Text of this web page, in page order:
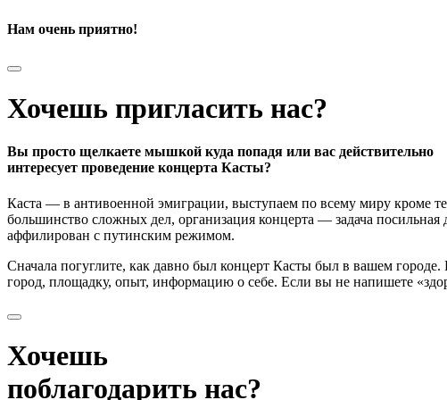
Нам очень приятно!
Хочешь пригласить нас?
Вы просто щелкаете мышкой куда попадя или вас действительно
интересует проведение концерта Касты?
Каста — в антивоенной эмиграции, выступаем по всему миру кроме
большинство сложных дел, организация концерта — задача
аффилирован с путинским режимом.
Сначала погуглите, как давно был концерт Касты был в вашем
город, площадку, опыт, информацию о себе. Если вы не напишете
Хочешь
поблагодарить нас?